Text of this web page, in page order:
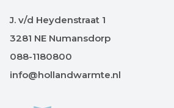
J. v/d Heydenstraat 1
3281 NE Numansdorp
088-1180800
info@hollandwarmte.nl